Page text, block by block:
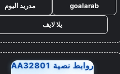
goalarab
مدريد اليوم
يلا لايف
روابط نصية AA32801